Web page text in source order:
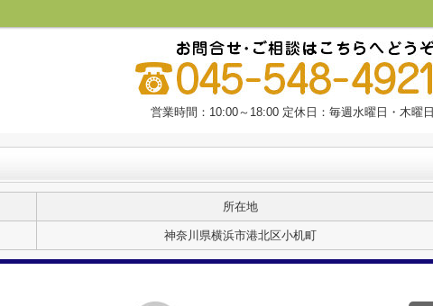
営業時間：10:00～18:00 定休日：毎週水曜日・木曜日
所在地
神奈川県横浜市港北区小机町